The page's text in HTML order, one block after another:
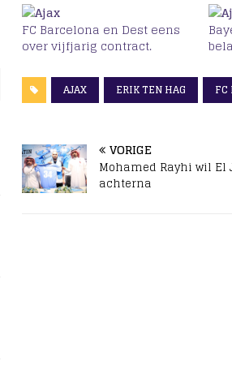
FC Barcelona en Dest eens
over vijfjarig contract.
AJAX ERIK TEN HAG FC
VORIGE
Mohamed Rayhi wil El
achterna